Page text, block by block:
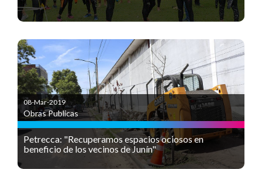
08-Mar-2019
Obras Publicas
Petrecca: "Recuperamos espacios ociosos en
beneficio de los vecinos de Junín"